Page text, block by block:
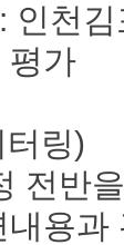
천김
평가
링)
반을
용과